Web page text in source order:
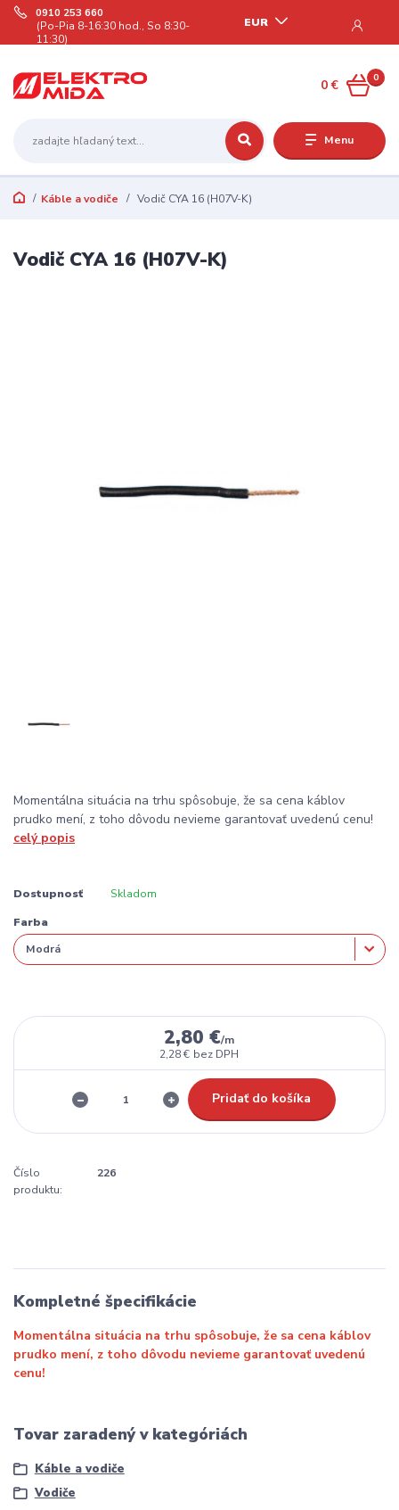
Menu
EUR
0910 253 660
(Po-Pia 8-16:30 hod., So 8:30-
11:30)
0
0 €
Káble a vodiče Vodič CYA 16 (H07V-K)
Vodič CYA 16 (H07V-K)
Momentálna situácia na trhu spôsobuje, že sa cena káblov
prudko mení, z toho dôvodu nevieme garantovať uvedenú cenu!
celý popis
Dostupnosť Skladom
Farba
2,80 €/m
2,28 € bez DPH
Pridať do košíka
Číslo
produktu:
226
Kompletné špecifikácie
Momentálna situácia na trhu spôsobuje, že sa cena káblov
prudko mení, z toho dôvodu nevieme garantovať uvedenú
cenu!
Tovar zaradený v kategóriách
Káble a vodiče
Vodiče